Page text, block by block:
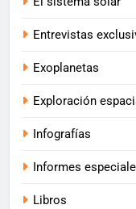
Entrevistas
Exoplanetas
Exploración
Infografías
Informes
Libros